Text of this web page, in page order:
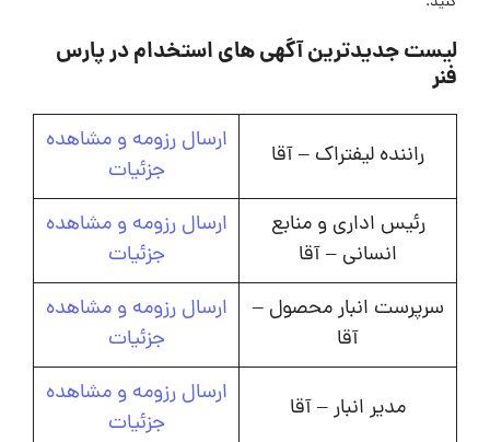
لیست جدیدترین آگهی های استخدام در پارس
فنر
راننده لیفتراک – آقا
ارسال رزومه و مشاهده
جزئیات
رئیس اداری و منابع
انسانی – آقا
ارسال رزومه و مشاهده
جزئیات
سرپرست انبار محصول –
آقا
ارسال رزومه و مشاهده
جزئیات
مدیر انبار – آقا
ارسال رزومه و مشاهده
جزئیات